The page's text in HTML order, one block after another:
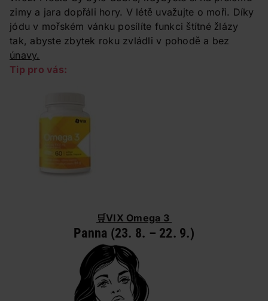
zimy a jara dopřáli hory. V létě uvažujte o moři. Díky
jódu v mořském vánku posílíte funkci štítné žlázy
tak, abyste zbytek roku zvládli v pohodě a bez
únavy.
Tip pro vás:
🛒VIX Omega 3
Panna (23. 8. – 22. 9.)